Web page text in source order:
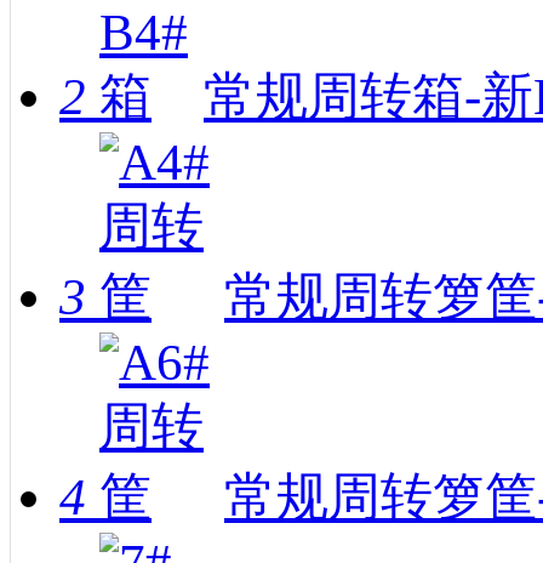
2 常规周转箱-
3 常规周转箩
4 常规周转箩